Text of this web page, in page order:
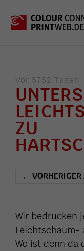
Vor 5752 Tagen
ZU
←
Wir bedrucken
Leichtschaum-
Wo ist denn da